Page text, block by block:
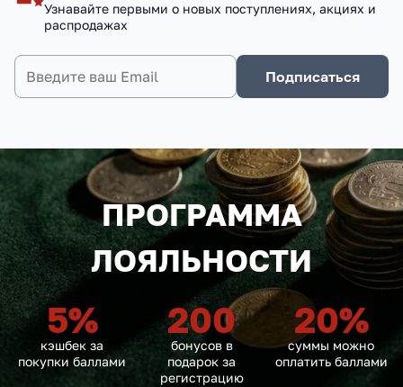
Узнавайте первыми о новых поступлениях, акциях и
распродажах
Подписаться
ПРОГРАММА
ЛОЯЛЬНОСТИ
5%
кэшбек за
покупки баллами
200
бонусов в
подарок за
регистрацию
20%
суммы можно
оплатить баллами